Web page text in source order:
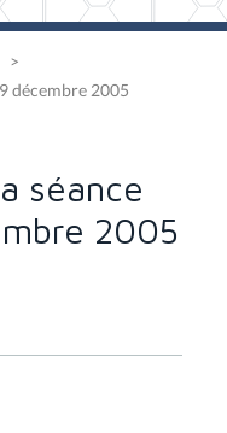
décembre 2005
séance
2005